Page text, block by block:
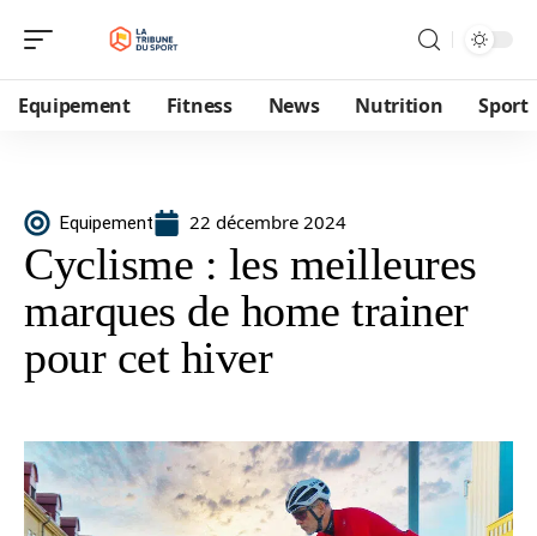
Equipement Fitness News Nutrition Sport
Equipement 22 décembre 2024
Cyclisme : les meilleures
marques de home trainer
pour cet hiver